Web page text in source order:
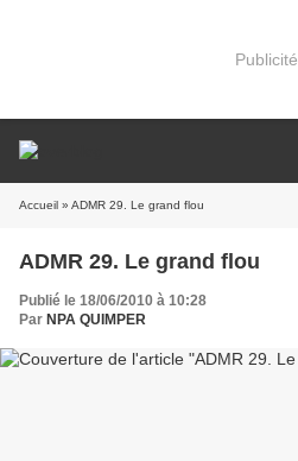
Publicité
Accueil » ADMR 29. Le grand flou
ADMR 29. Le grand flou
Publié le 18/06/2010 à 10:28
Par NPA QUIMPER